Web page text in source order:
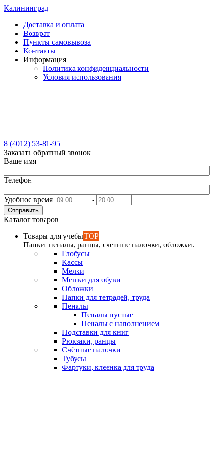
Калининград
Доставка и оплата
Возврат
Пункты самовывоза
Контакты
Информация
Политика конфиденциальности
Условия использования
8 (4012) 53-81-95
Заказать обратный звонок
Ваше имя
Телефон
Удобное время -
Отправить
Каталог товаров
Товары для учебыTOP
Папки, пеналы, ранцы, счетные палочки, обложки.
Глобусы
Кассы
Мелки
Мешки для обуви
Обложки
Папки для тетрадей, труда
Пеналы
Пеналы пустые
Пеналы с наполнением
Подставки для книг
Рюкзаки, ранцы
Счётные палочки
Тубусы
Фартуки, клеенка для труда